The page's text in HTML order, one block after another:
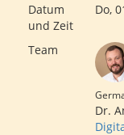
Datum
und Zeit
Do,
Team
Dr.